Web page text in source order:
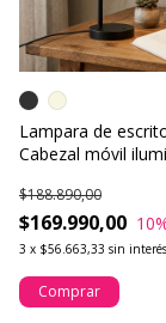
Lampara de
Cabezal móvil
$169.990,00
$188.890,00
10
3 x $56.663,33 sin interés
Comprar